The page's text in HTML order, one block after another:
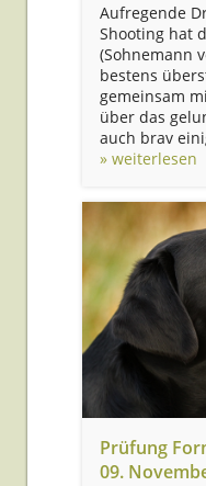
Aufregende
Shooting hat
(Sohnemann
bestens
gemeinsam
über das
auch brav
» weiterlesen
Prüfung
09.